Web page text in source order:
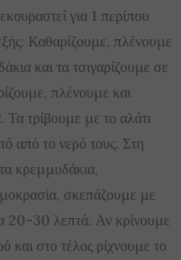
για 1 περίπου
Καθαρίζουμε, πλένουμε
και τα τσιγαρίζουμε σε
πλένουμε και
τρίβουμε με το αλάτι
από το νερό τους. Στη
κρεμμυδάκια,
σκεπάζουμε με
20-30 λεπτά. Αν κρίνουμε
και στο τέλος ρίχνουμε το